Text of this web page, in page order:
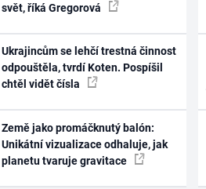
svět, říká Gregorová
Ukrajincům se lehčí trestná činnost
odpouštěla, tvrdí Koten. Pospíšil
chtěl vidět čísla
Země jako promáčknutý balón:
Unikátní vizualizace odhaluje, jak
planetu tvaruje gravitace